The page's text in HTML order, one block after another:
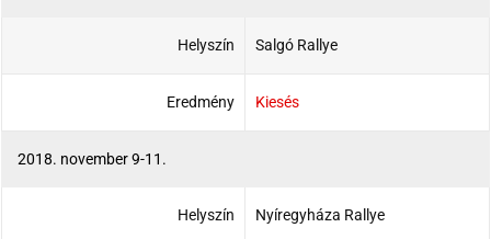
Helyszín Salgó Rallye
Eredmény Kiesés
2018. november 9-11.
Helyszín Nyíregyháza Rallye